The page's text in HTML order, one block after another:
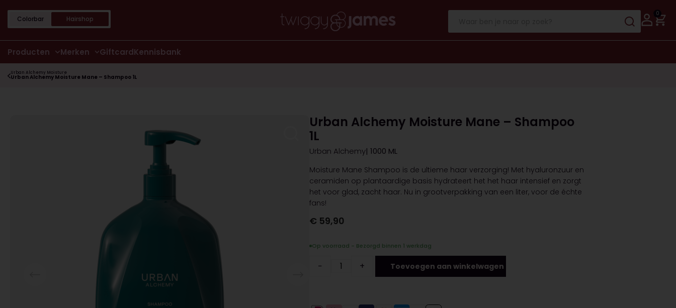
Colorbar Hairshop
0
Producten Merken GiftcardKennisbank
Urban Alchemy Moisture
Urban Alchemy Moisture Mane – Shampoo 1L
Urban Alchemy Moisture Mane – Shampoo
1L
Urban Alchemy| 1000 ML
Moisture Mane Shampoo is de ultieme haar verzorging! Met hyaluronzuur en
ceramiden op plantaardige basis hydrateert het het haar intensief en zorgt
het voor glad, zacht haar. Nu in grootverpakking van een liter, voor de échte
fans!
€ 59,90
Op voorraad - Bezorgd binnen 1 werkdag
− + Toevoegen aan winkelwagen